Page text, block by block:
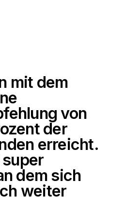
mit dem
von
der
erreicht.
dem sich
weiter